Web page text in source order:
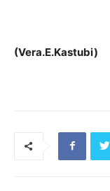
(Vera.E.Kastubi)